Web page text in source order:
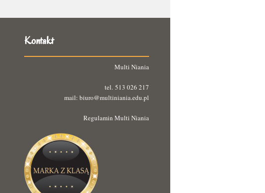
Kontakt
Multi Niania
tel. 513 026 217
mail: biuro@multiniania.edu.pl
Regulamin Multi Niania